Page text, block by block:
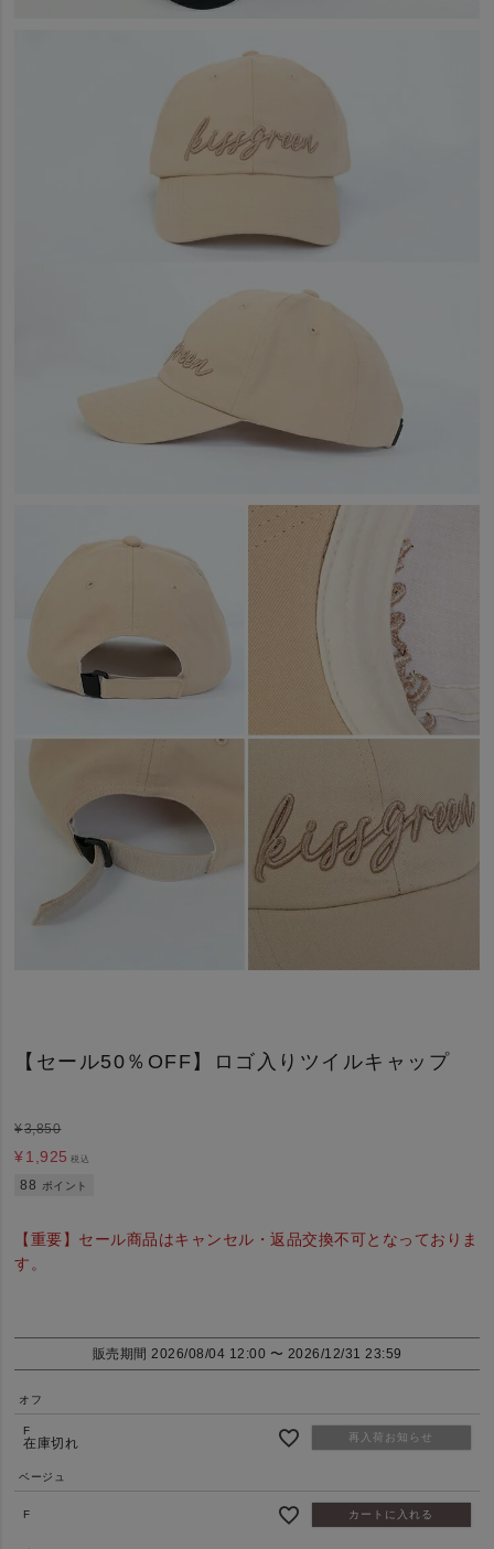
【セール50％OFF】ロゴ入りツイルキャップ
¥3,850
¥1,925 税込
88 ポイント
【重要】セール商品はキャンセル・返品交換不可となっておりま
す。
販売期間 2026/08/04 12:00 〜 2026/12/31 23:59
オフ
F
在庫切れ 再入荷お知らせ
ベージュ
F カートに入れる